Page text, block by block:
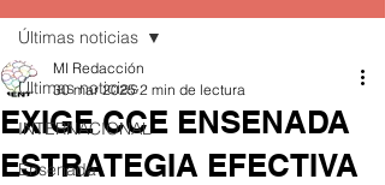
Últimas noticias
INTERNACIONAL
Ensenada
Últimas noticias
EXIGE CCE ENSENADA
ESTRATEGIA EFECTIVA
MI Redacción
30 mar 2025 2 min de lectura